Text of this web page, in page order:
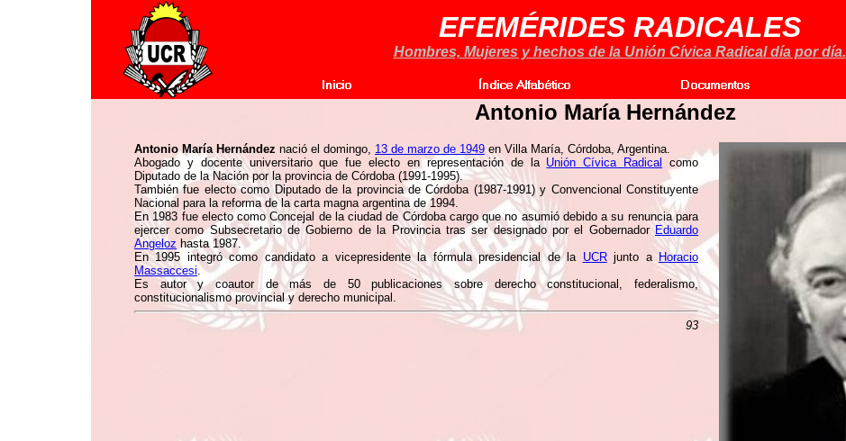
EFEMÉRIDES RADICALES
Hombres, Mujeres y hechos de la Unión Cívica Radical día por día.
Antonio María Hernández
Antonio María Hernández nació el domingo, 13 de marzo de 1949 en Villa María, Córdoba, Argentina.
Abogado y docente universitario que fue electo en representación de la Unión Cívica Radical
como
Diputado de la Nación por la provincia de Córdoba (1991-1995).
También fue electo como Diputado de la provincia de Córdoba (1987-1991) y Convencional Constituyente
Nacional para la reforma de la carta magna argentina de 1994.
En 1983 fue electo como Concejal de la ciudad de Córdoba cargo que no asumió debido a su renuncia para
ejercer como Subsecretario de Gobierno de la Provincia tras ser designado por el Gobernador Eduardo
Angeloz hasta 1987.
En 1995 integró como candidato a vicepresidente la fórmula presidencial de la UCRjunto a Horacio
Massaccesi.
Es autor y coautor de más de 50 publicaciones sobre derecho constitucional, federalismo,
constitucionalismo provincial y derecho municipal.
93